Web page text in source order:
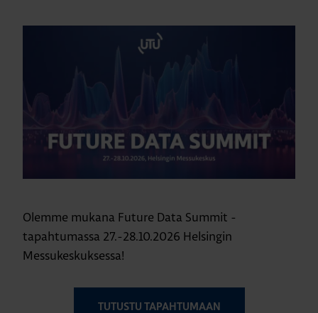
Olemme mukana Future Data Summit -
tapahtumassa 27.-28.10.2026 Helsingin
Messukeskuksessa!
TUTUSTU TAPAHTUMAAN